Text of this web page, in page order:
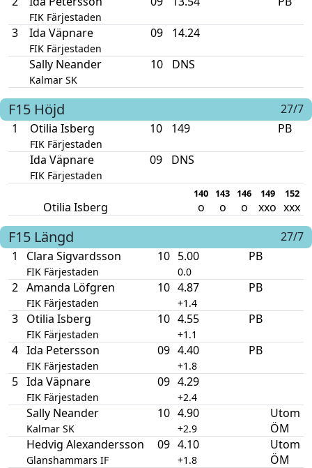
FIK Färjestaden
3 Ida Väpnare
FIK Färjestaden
09 14.24
Sally Neander
Kalmar SK
10 DNS
F15 Höjd
27/7
1
Otilia Isberg
FIK Färjestaden
10 149 PB
Ida Väpnare
FIK Färjestaden
09 DNS
140 143 146 149 152
Otilia Isberg o o o xxo xxx
F15 Längd
27/7
1
Clara Sigvardsson
FIK Färjestaden
10 5.00
0.0
PB
2 Amanda Löfgren
FIK Färjestaden
10 4.87
+1.4
PB
3 Otilia Isberg
FIK Färjestaden
10 4.55
+1.1
PB
4 Ida Petersson
FIK Färjestaden
09 4.40
+1.8
PB
5 Ida Väpnare
FIK Färjestaden
09 4.29
+2.4
Sally Neander
Kalmar SK
10 4.90
+2.9
Utom
ÖM
Hedvig Alexandersson
Glanshammars IF
09 4.10
+1.8
Utom
ÖM